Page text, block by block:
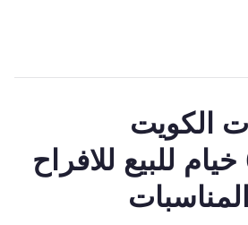
الكويت
66154447 خيام للبيع للافراح